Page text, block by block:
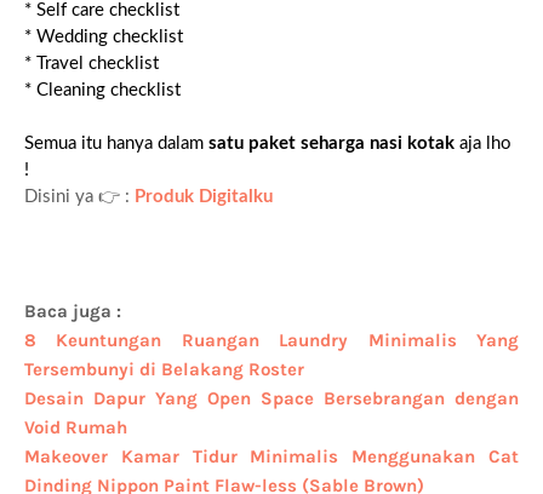
* Self care checklist
* Wedding checklist
* Travel checklist
* Cleaning checklist
Semua itu hanya dalam satu paket seharga nasi kotak aja lho
!
Disini ya 👉 : Produk Digitalku
Baca juga :
8 Keuntungan Ruangan Laundry Minimalis Yang
Tersembunyi di Belakang Roster
Desain Dapur Yang Open Space Bersebrangan dengan
Void Rumah
Makeover Kamar Tidur Minimalis Menggunakan Cat
Dinding Nippon Paint Flaw-less (Sable Brown)